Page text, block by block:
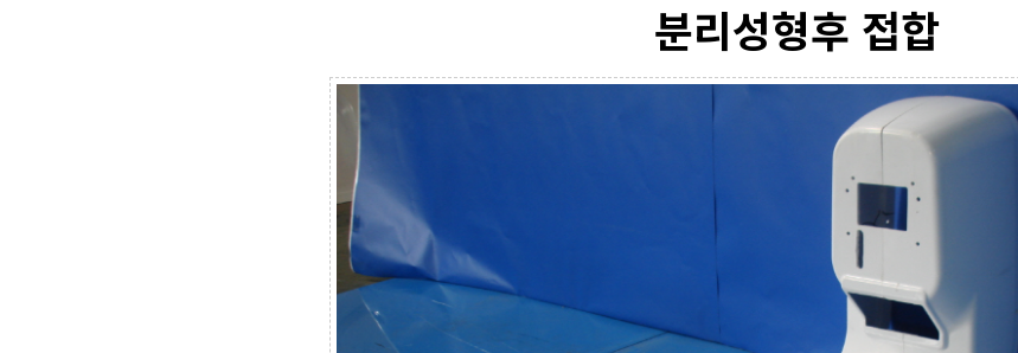
분리성형후 접합